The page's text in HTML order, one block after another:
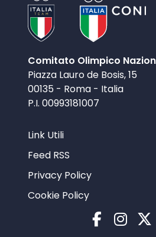
Comitato Olimpico
Piazza Lauro de Bosis, 15
00135 - Roma - Italia
P.I. 00993181007
Link Utili
Feed RSS
Privacy Policy
Cookie Policy